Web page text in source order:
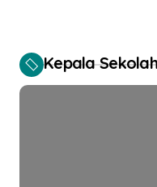
Kepala Sekolah